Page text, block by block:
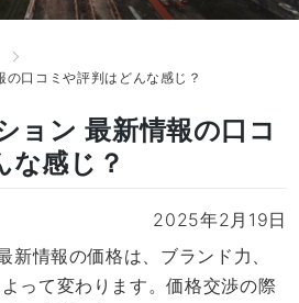
口コミや評判はどんな感じ？
ョン 最新情報の口コ
な感じ？
2025年2月19日
新情報の価格は、ブランド力、
って変わります。価格交渉の際